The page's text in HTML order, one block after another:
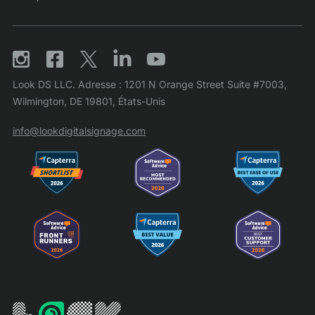
Look DS LLC. Adresse : 1201 N Orange Street Suite #7003,
Wilmington, DE 19801, États-Unis
info@lookdigitalsignage.com